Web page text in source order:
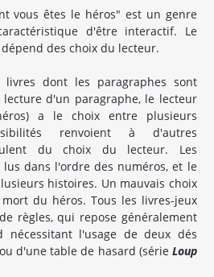
vous êtes le héros" est un genre
d'être interactif. Le
des choix du lecteur.
livres dont les paragraphes sont
d'un paragraphe, le lecteur
a le choix entre plusieurs
renvoient à d'autres
du choix du lecteur. Les
dans l'ordre des numéros, et le
histoires. Un mauvais choix
du héros. Tous les livres-jeux
règles, qui repose généralement
l'usage de deux dés
d'une table de hasard (série Loup